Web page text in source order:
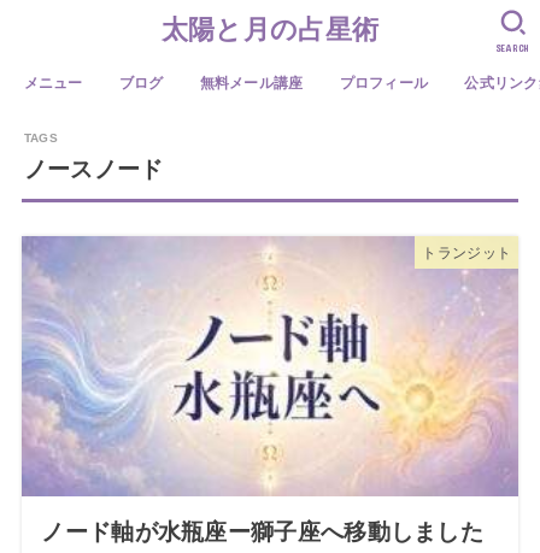
太陽と月の占星術
メニュー ブログ 無料メール講座 プロフィール 公式リン
SEARCH
ノースノード
トランジット
ノード軸が水瓶座ー獅子座へ移動しました